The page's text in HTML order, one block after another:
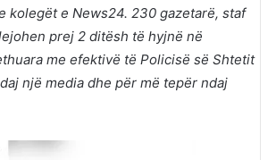
kolegët e News24. 230 gazetarë, staf
prej 2 ditësh të hyjnë në
me efektivë të Policisë së Shtetit
një media dhe për më tepër ndaj